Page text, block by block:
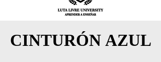
CINTURÓN AZUL
CINTURÓN AZUL